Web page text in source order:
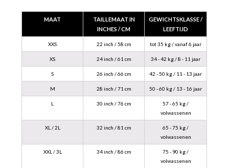
MAAT
TAILLEMAAT IN
INCHES / CM
GEWICHTSKLASSE /
LEEFTIJD
XXS 22 inch / 58 cm tot 35 kg / vanaf 6 jaar
XS 24 inch / 61 cm 34 - 42 kg / 8 - 11 jaar
S 26 inch / 66 cm 42 - 50 kg / 11 - 13 jaar
M 28 inch / 71 cm 50 - 60 kg / 13 - 16 jaar
L 30 inch / 76 cm
57 - 65 kg /
volwassenen
XL / 2L 32 inch / 81 cm
65 - 75 kg /
volwassenen
XXL / 3L 34 inch / 86 cm
75 - 90 kg /
volwassenen